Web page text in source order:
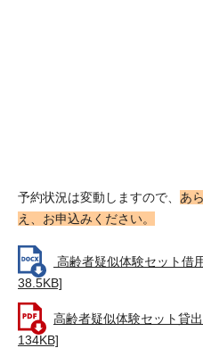
予約状況は変動しますので、 あ
え、お申込みください。
高齢者疑似体験セット借
38.5KB]
高齢者疑似体験セット貸
134KB]